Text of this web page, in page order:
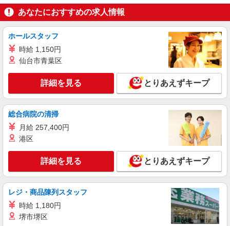
含む） ※経験・能力考慮 ※固定残業時間は1ヶ月
あたり20時間、超過時は追加で残業手当支給 ※月
3万円まで交通費支給 ※試用期間（2〜3ヶ月）も
制手当／住宅手当（実家外かつ賃貸の場合のみ別
途支給）※試用期間明けから支給／特別手当 ※手
当の種類はエリアにより異なります。詳細は面接
16-1 ルミネ横浜3F
キープ 詳細を見る
正社員
LOUNIE（ルーニィ）横浜高島屋店
【店長候補募集】接客・販売・お店作り〜マネ
ジメントまでお任せします◎
未経験：月給243,800円〜400,000円 経験者
（店長候補）：月給300,000円〜 ※試用期間中は
270,000円〜 ★固定残業手当：30,800円（月給に
あたり20時間、超過時は追加で残業手当支給 ※月
3万円まで交通費支給 ※試用期間（2〜3ヶ月）も
同条件 【手当】固定残業手当／資格手当／店舗職
制手当／住宅手当（実家外かつ賃貸の場合のみ別
途支給）※試用期間明けから支給／特別手当 ※手
当の種類はエリアにより異なります。詳細は面接
時にお尋ねください。
≪横浜高島屋店≫ 神奈川県横浜市西区南幸1-6-
31 横浜髙島屋4階 婦人服 キャリアクローゼット
キープ 詳細を見る
正社員
COCO DEAL（ココディール） ルミネ横浜店
未経験歓迎のアパレル販売スタッフ
未経験：月給243,800円〜400,000円 経験者
（店長候補）：月給300,000円〜 ※試用期間中は
あなたにおすすめの求人情報
ホールスタッフ
時給 1,150円
仙台市青葉区
詳細を見る とりあえずキープ
総合病院の清掃
月給 257,400円
港区
詳細を見る とりあえずキープ
レジ・商品陳列スタッフ
時給 1,180円
堺市堺区